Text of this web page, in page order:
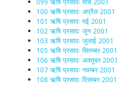
100 ऋषि प्रसादः अप्रैल 2001
101 ऋषि प्रसादः मई 2001
102 ऋषि प्रसादः जून 2001
103 ऋषि प्रसादः जुलाई 2001
105 ऋषि प्रसादः सितम्बर 2001
106 ऋषि प्रसादः अक्तूबर 2001
107 ऋषि प्रसादः नवम्बर 2001
108 ऋषि प्रसादः दिसम्बर 2001